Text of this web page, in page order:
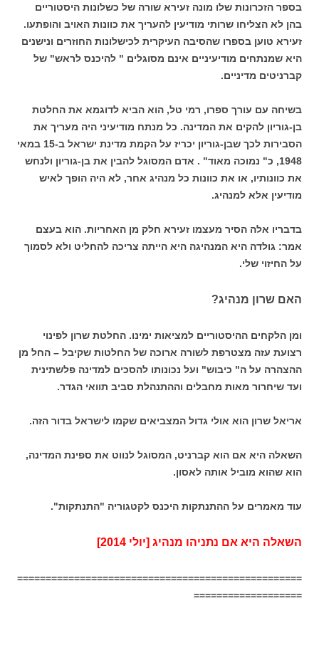
בספר הזכרונות שלו מונה זעירא שורה של כשלונות היסטוריים
בהן לא הצליחו שרותי מודיעין להעריך את כוונות האויב והופתעו.
זעירא טוען בספרו שהסיבה העיקרית לכישלונות החוזרים ונישנים
היא שמנתחים מודיעיניים אינם מסוגלים " להיכנס לראש" של
קברניטים מדיניים.
בשיחה עם עורך ספרו, רמי טל, הוא הביא לדוגמא את החלטת
בן-גוריון להקים את המדינה. כל מנתח מודיעיני היה מעריך את
הסבירות לכך שבן-גוריון יכריז על הקמת מדינת ישראל ב-15 במאי
1948, כ" נמוכה מאוד" . אדם המסוגל להבין את בן-גוריון ולנחש
את כוונותיו, או את כוונות כל מנהיג אחר, לא היה הופך לאיש
מודיעין אלא למנהיג.
בדבריו אלה הסיר מעצמו זעירא חלק מן האחריות. הוא בעצם
אמר: גולדה היא המנהיגה היא הייתה צריכה להחליט ולא לסמוך
על החיזוי שלי.
האם שרון מנהיג?
ומן הלקחים ההיסטוריים למציאות ימינו. החלטת שרון לפינוי
רצועת עזה מצטרפת לשורה ארוכה של החלטות שקיבל – החל מן
ההצהרה על ה" כיבוש" ועל נכונותו להסכים למדינה פלשתינית
ועד שיחרור מאות מחבלים וההתנהלת סביב תוואי הגדר.
אריאל שרון הוא אולי גדול המצביאים שקמו לישראל בדור הזה.
השאלה היא אם הוא קברניט, המסוגל לנווט את ספינת המדינה,
הוא שהוא מוביל אותה לאסון.
עוד מאמרים על ההתנתקות היכנס לקטגוריה "התנתקות".
השאלה היא אם נתניהו מנהיג [יולי 2014]
==================================================
===================